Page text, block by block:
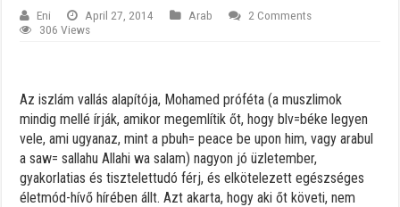
Eni April 27, 2014 Arab
2 Comments
306 Views
Az iszlám vallás alapítója, Mohamed próféta (a muszlimok
mindig mellé írják, amikor megemlítik őt, hogy blv=béke legyen
vele, ami ugyanaz, mint a pbuh= peace be upon him, vagy arabul
a saw= sallahu Allahi wa salam) nagyon jó üzletember,
gyakorlatias és tisztelettudó férj, és elkötelezett egészséges
életmód-hívő hírében állt. Azt akarta, hogy aki őt követi, nem